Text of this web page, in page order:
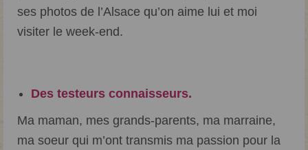
ses photos de l’Alsace qu’on aime lui et moi
visiter le week-end.
Des testeurs connaisseurs.
Ma maman, mes grands-parents, ma marraine,
ma soeur qui m’ont transmis ma passion pour la